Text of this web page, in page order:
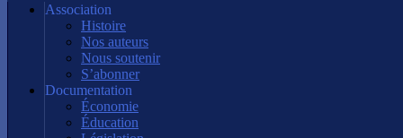
Association
Histoire
Nos auteurs
Nous soutenir
S’abonner
Documentation
Économie
Éducation